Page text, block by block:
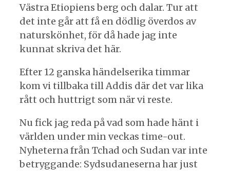
Västra Etiopiens berg och dalar. Tur att
det inte går att få en dödlig överdos av
naturskönhet, för då hade jag inte
kunnat skriva det här.
Efter 12 ganska händelserika timmar
kom vi tillbaka till Addis där det var lika
rått och huttrigt som när vi reste.
Nu fick jag reda på vad som hade hänt i
världen under min veckas time-out.
Nyheterna från Tchad och Sudan var inte
betryggande: Sydsudaneserna har just